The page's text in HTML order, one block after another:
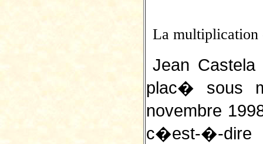
La multiplication
Jean
plac� sous
novembre
c�est-�-